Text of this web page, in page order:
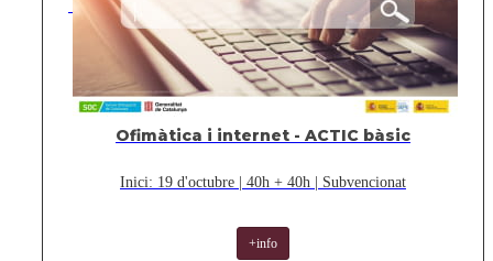
Ofimàtica i internet - ACTIC bàsic
Inici: 19 d'octubre | 40h + 40h | Subvencionat
+info